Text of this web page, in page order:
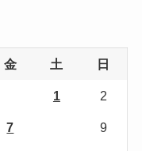
金 土 日
1 2
7 9